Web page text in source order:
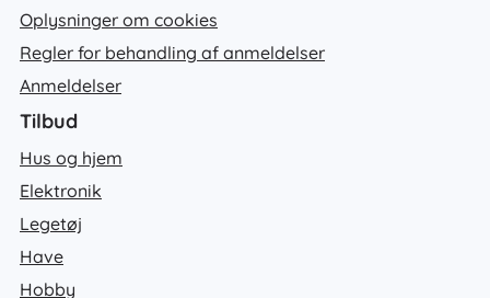
Oplysninger om cookies
Regler for behandling af anmeldelser
Anmeldelser
Tilbud
Hus og hjem
Elektronik
Legetøj
Have
Hobby